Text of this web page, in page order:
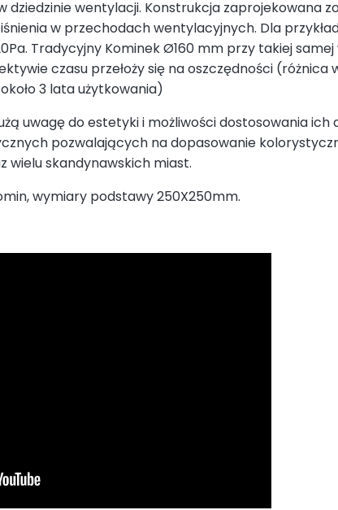
wentylacji. Konstrukcja zaprojekowana
w przechodach wentylacyjnych. Dla
Tradycyjny Kominek Ø160 mm przy takiej
czasu przełoży się na oszczędności (różnica
3 lata użytkowania)
uwagę do estetyki i możliwości dostosowania ich
pozwalających na dopasowanie
wielu skandynawskich miast.
wymiary podstawy 250X250mm.